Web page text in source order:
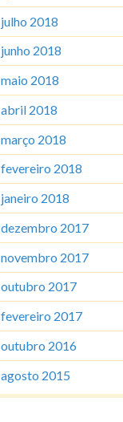
julho 2018
junho 2018
maio 2018
abril 2018
março 2018
fevereiro 2018
janeiro 2018
dezembro 2017
novembro 2017
outubro 2017
fevereiro 2017
outubro 2016
agosto 2015